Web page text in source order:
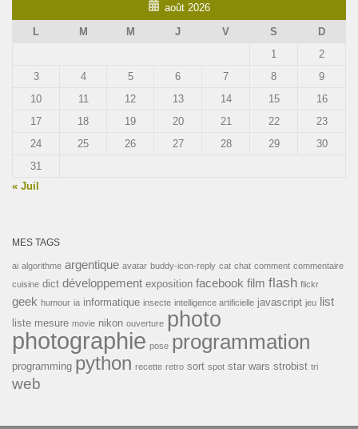
août 2026
L
M M J V S
D
1
2
3
4 5 6 7 8
9
10
11 12 13 14 15
16
17
18 19 20 21 22
23
24
25 26 27 28 29
30
31
« Juil
MES TAGS
ai algorithme argentique avatar buddy-icon-reply cat chat comment commentaire
cuisine dict développement exposition facebook film flash flickr
geek humour ia informatique insecte intelligence artificielle javascript jeu list
liste mesure movie nikon ouverture photo
photographie pose programmation
programming python recette retro sort spot star wars strobist tri
web